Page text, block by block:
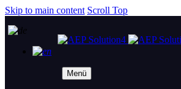
Skip to main content Scroll Top
Menü